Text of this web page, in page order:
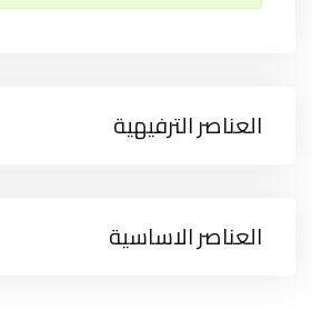
العناصر الترفيهية
العناصر الاساسية